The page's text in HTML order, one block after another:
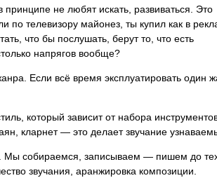
принципе не любят искать, развиваться. Это
по телевизору майонез, ты купил как в
что бы послушать, берут то, что есть
напрягов вообще?
Если всё время эксплуатировать один
который зависит от набора
кларнет — это делает звучание
Мы собираемся, записываем — пишем до
звучания, аранжировка композиции.